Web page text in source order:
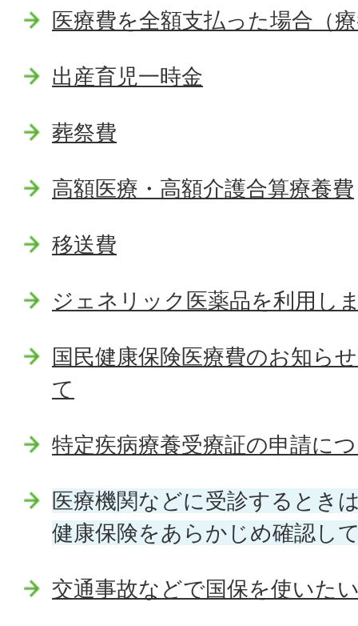
医療費を全額支払った場合（
出産育児一時金
葬祭費
高額医療・高額介護合算療養費
移送費
ジェネリック医薬品を利用し
国民健康保険医療費のお知ら
て
特定疾病療養受療証の申請に
医療機関などに受診するとき
健康保険をあらかじめ確認し
交通事故などで国保を使いた